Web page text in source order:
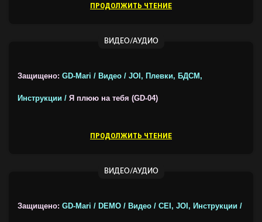
ПРОДОЛЖИТЬ ЧТЕНИЕ
ВИДЕО/АУДИО
Защищено: GD-Mari / Видео / JOI, Плевки, БДСМ,
Инструкции / Я плюю на тебя (GD-04)
ПРОДОЛЖИТЬ ЧТЕНИЕ
ВИДЕО/АУДИО
Защищено: GD-Mari / DEMO / Видео / CEI, JOI, Инструкции /